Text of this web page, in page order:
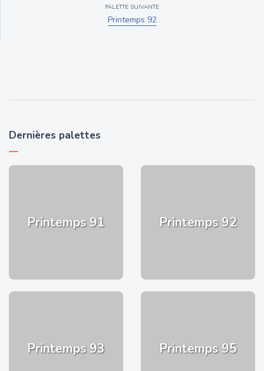
PALETTE SUIVANTE
Printemps 92
Dernières palettes
Printemps 91 Printemps 92
Printemps 93 Printemps 95